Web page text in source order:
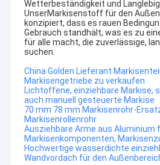
Zu Hause
Produkte
Über uns
Werksbesichtigung
Wetterbeständigkeit und
UnserMarkisenstoff für den
konzipiert, dass es rauen
Gebrauch standhält, was es zu
für alle macht, die zuverlässige,
suchen.
China Golden Lieferant
Markisengetriebe zu verkaufen
Lichtoffene, einziehbare Markise,
auch manuell gesteuerte Markise
70 mm 78 mm Markisenrohr-
Markisenrollenrohr
Ausziehbare Arme aus Aluminium
Markisenkomponenten,
Hochwertige wasserdichte
Wandvordach für den
Unternehmensprofil
DM AWNING SULOTION CO.,
Markise und Sonnenschirme für
Forschung und Entwicklung,
Marketing.Wir sind ein Hersteller,
Entwicklung und Produktion von